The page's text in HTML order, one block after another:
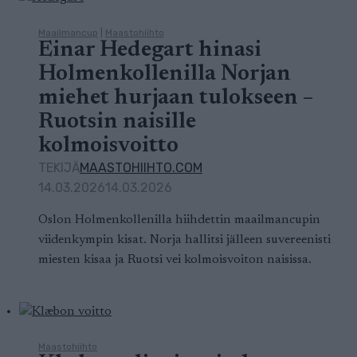
Maailmancup Maastohiihto
Einar Hedegart hinasi
Holmenkollenilla Norjan
miehet hurjaan tulokseen –
Ruotsin naisille
kolmoisvoitto
TEKIJÄMAASTOHIIHTO.COM
14.03.202614.03.2026
Oslon Holmenkollenilla hiihdettin maailmancupin
viidenkympin kisat. Norja hallitsi jälleen suvereenisti
miesten kisaa ja Ruotsi vei kolmoisvoiton naisissa.
Maastohiihto